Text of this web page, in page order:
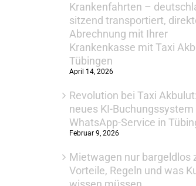
Krankenfahrten –
sitzend transportiert,
Abrechnung mit Ihrer
Krankenkasse mit Taxi
Tübingen
April 14, 2026
Revolution bei Taxi
neues KI-Buchungssystem
WhatsApp-Service in
Februar 9, 2026
Mietwagen nur bargeldlos
Vorteile, Regeln und was